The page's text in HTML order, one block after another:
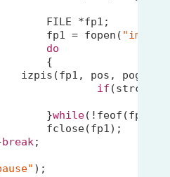
			fp1 = fopen(
do
if (strcmp
			}
while(!feof(fp1));
break;
);